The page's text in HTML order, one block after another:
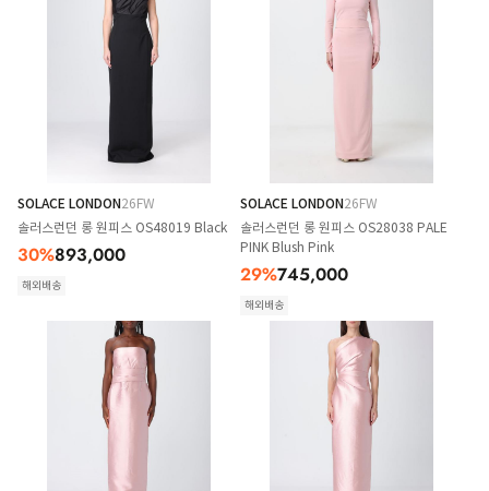
SOLACE LONDON26FW
솔러스런던 롱 원피스 OS48019 Black
30%893,000
해외배송
SOLACE LONDON26FW
솔러스런던 롱 원피스 OS28038 PALE
PINK Blush Pink
29%745,000
해외배송